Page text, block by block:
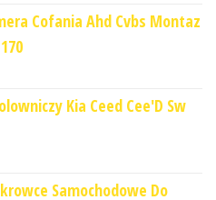
Cofania Ahd Cvbs Montaz
Kia Ceed Cee'D Sw
Samochodowe Do